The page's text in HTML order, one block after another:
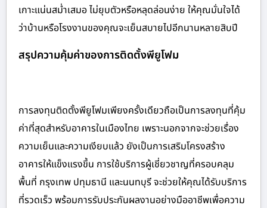
เกาะแน่นสม่ำเสมอ ไม่ยุบตัวหรือหลุดล่อนง่าย ให้คุณมั่นใจได้
ว่าบ้านหรือโรงงานของคุณจะเย็นสบายไปอีกนานหลายสิบปี
สรุปความคุ้มค่าของการติดตั้งพียูโฟม
การลงทุนติดตั้งพียูโฟมเพียงครั้งเดียวถือเป็นการลงทุนที่คุ้ม
ค่าที่สุดสำหรับอาคารในเมืองไทย เพราะนอกจากจะช่วยเรื่อง
ความเย็นและความเงียบแล้ว ยังเป็นการเสริมโครงสร้าง
อาคารให้แข็งแรงขึ้น การใช้บริการผู้เชี่ยวชาญที่ครอบคลุม
พื้นที่ กรุงเทพ ปทุมธานี และนนทบุรี จะช่วยให้คุณได้รับบริการ
ที่รวดเร็ว พร้อมการรับประกันผลงานอย่างมืออาชีพเพื่อความ